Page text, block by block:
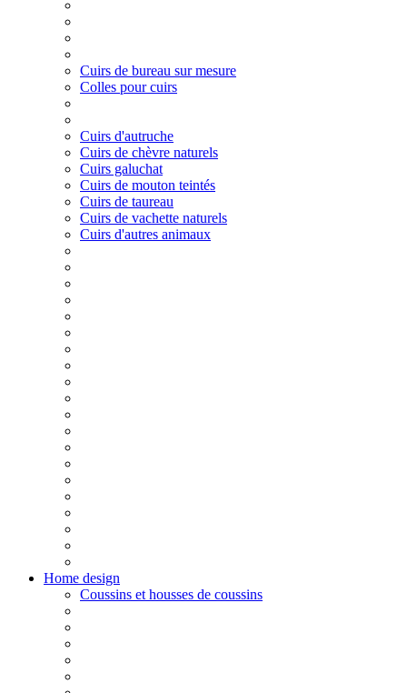
Cuirs de bureau sur mesure
Colles pour cuirs
Cuirs d'autruche
Cuirs de chèvre naturels
Cuirs galuchat
Cuirs de mouton teintés
Cuirs de taureau
Cuirs de vachette naturels
Cuirs d'autres animaux
Home design
Coussins et housses de coussins